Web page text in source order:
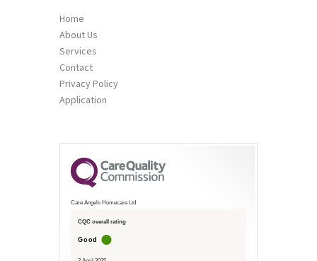
Home
About Us
Services
Contact
Privacy Policy
Application
Care Angels Homecare Ltd
CQC overall rating
Good